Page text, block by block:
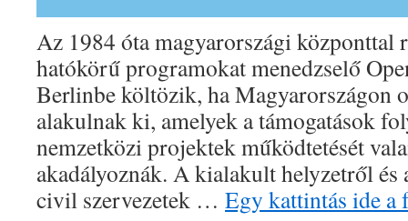
Az 1984 óta magyarországi központtal
hatókörű programokat menedzselő
Berlinbe költözik, ha Magyarországon
alakulnak ki, amelyek a támogatások
nemzetközi projektek működtetését
akadályoznák. A kialakult helyzetről és
civil szervezetek … Egy kattintás ide